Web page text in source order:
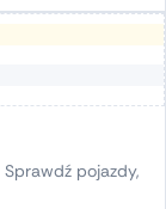
Sprawdź pojazdy,